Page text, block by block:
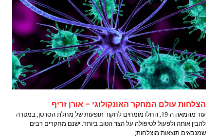
הצלחות עולם המחקר האונקולוגי – אורן זריף
עוד מהמאה ה-19, החלו מומחים לחקור תופעות של מחלת הסרטן, במטרה
להבין אותה ולפעול לטיפולה על הצד הטוב ביותר. ישנם מחקרים רבים
שמנבאים תוצאות מוצלחות;